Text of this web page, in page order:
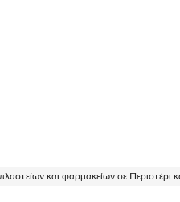
και φαρμακείων σε Περιστέρι